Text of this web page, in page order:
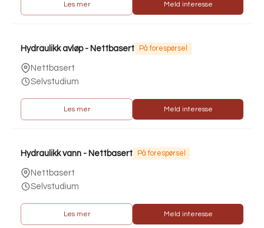
Les mer Meld interesse
Hydraulikk avløp - Nettbasert På forespørsel
Nettbasert
Selvstudium
Les mer Meld interesse
Hydraulikk vann - Nettbasert På forespørsel
Nettbasert
Selvstudium
Les mer Meld interesse